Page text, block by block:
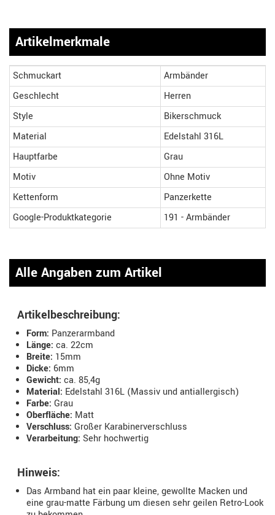
Artikelmerkmale
Schmuckart
Armbänder
Geschlecht
Herren
Style
Bikerschmuck
Material
Edelstahl 316L
Hauptfarbe
Grau
Motiv
Ohne Motiv
Kettenform
Panzerkette
Google-Produktkategorie
191 - Armbänder
Alle Angaben zum Artikel
Artikelbeschreibung:
Form: Panzerarmband
Länge: ca. 22cm
Breite: 15mm
Dicke: 6mm
Gewicht: ca. 85,4g
Material: Edelstahl 316L (Massiv und antiallergisch)
Farbe: Grau
Oberfläche: Matt
Verschluss: Großer Karabinerverschluss
Verarbeitung: Sehr hochwertig
Hinweis:
Das Armband hat ein paar kleine, gewollte Macken und
eine grau-matte Färbung um diesen sehr geilen Retro-Look